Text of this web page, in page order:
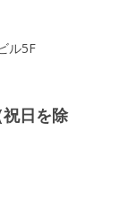
ル5F
日を除